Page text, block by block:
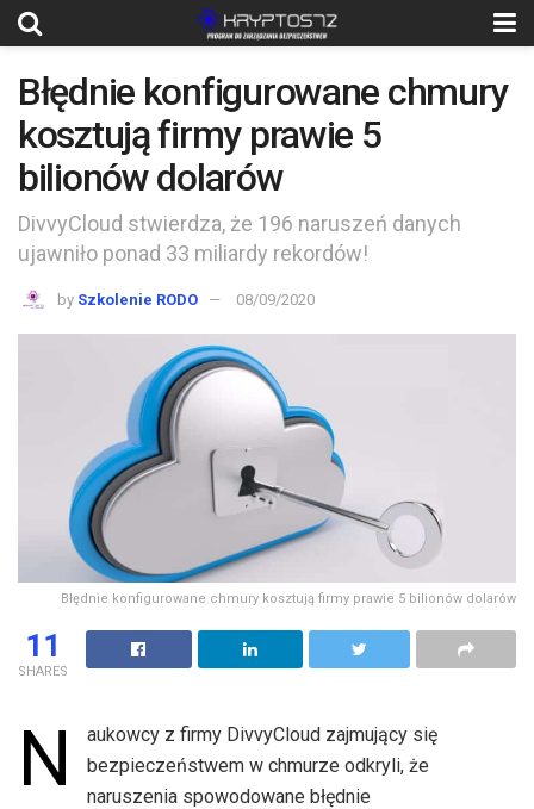
Błędnie konfigurowane chmury
kosztują firmy prawie 5
bilionów dolarów
DivvyCloud stwierdza, że 196 naruszeń danych
ujawniło ponad 33 miliardy rekordów!
by Szkolenie RODO 08/09/2020
Błędnie konfigurowane chmury kosztują firmy prawie 5 bilionów dolarów
11
SHARES
N
aukowcy z firmy DivvyCloud zajmujący się
bezpieczeństwem w chmurze odkryli, że
naruszenia spowodowane błędnie